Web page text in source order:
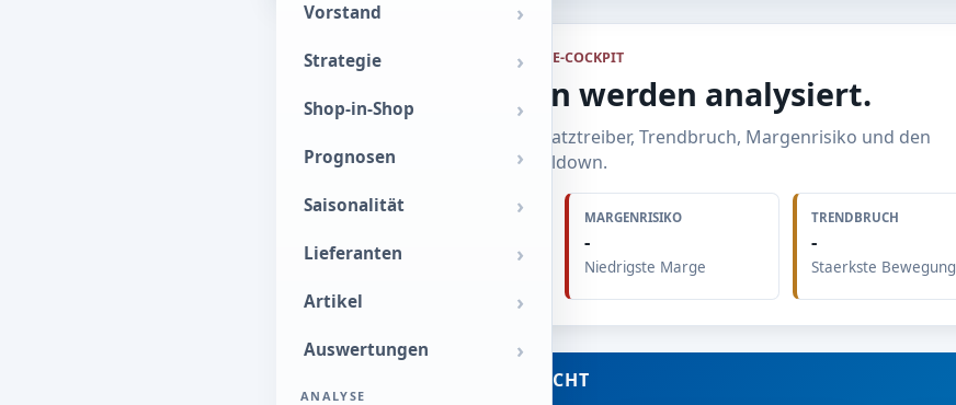
Vorstand
Strategie
Shop-in-Shop
Prognosen
Saisonalität
Lieferanten
Artikel
Auswertungen
ANALYSE
DRILLDOWN AUS DEM STRATEGIE-COCKPIT
Warengruppen werden analysiert.
Die Seite identifiziert Umsatztreiber, Trendbruch, Margenrisiko und den
naechsten operativen Drilldown.
MARGENRISIKO
-
Niedrigste Marge
TRENDBRUCH
-
Staerkste Bewegung
KENNZAHLEN UEBERSICHT